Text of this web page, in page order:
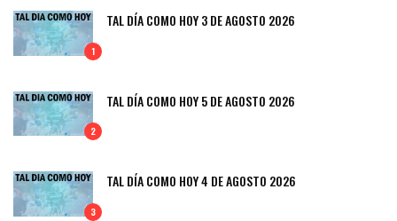
1
TAL DÍA COMO HOY 3 DE AGOSTO 2026
2
TAL DÍA COMO HOY 5 DE AGOSTO 2026
3
TAL DÍA COMO HOY 4 DE AGOSTO 2026